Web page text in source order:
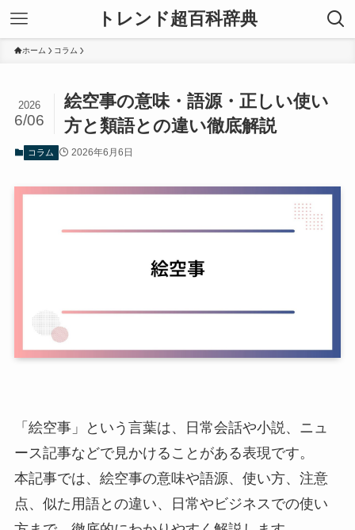
トレンド超百科辞典
ホーム コラム
絵空事の意味・語源・正しい使い
方と類語との違い徹底解説
2026
6/06
コラム 2026年6月6日
「絵空事」という言葉は、日常会話や小説、ニュ
ース記事などで見かけることがある表現です。
本記事では、絵空事の意味や語源、使い方、注意
点、似た用語との違い、日常やビジネスでの使い